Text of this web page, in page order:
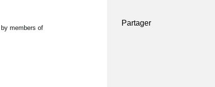
members of
Partager